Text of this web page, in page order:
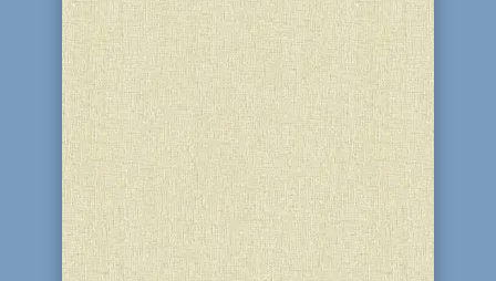
Недавно на адрес Днепродзержинской
еврейской общины пришла
интересная посылка. В ней мы
обнаружили книгу. Эту книгу нам
прислала в дар наша землячка Зоя
Янова, которая уже более 15 лет живет